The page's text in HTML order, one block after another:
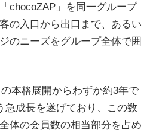
chocoZAP」を同一グループ
の入口から出口まで、あるい
のニーズをグループ全体で囲
本格展開からわずか約3年で
急成長を遂げており、この数
体の会員数の相当部分を占め